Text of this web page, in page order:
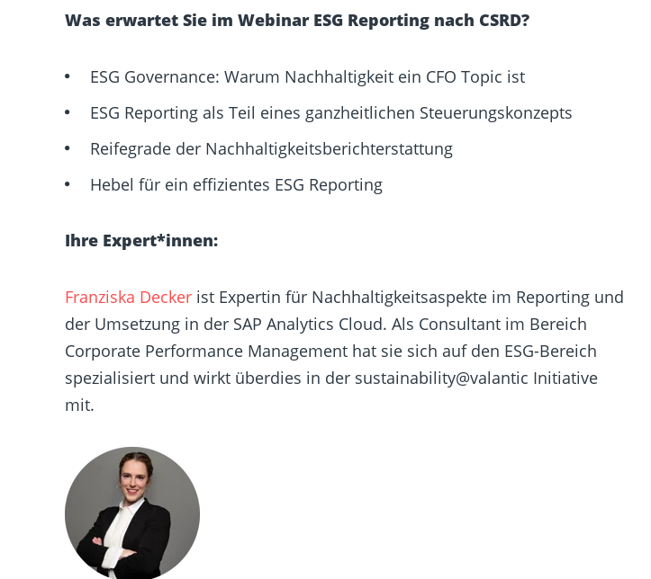
Was erwartet Sie im Webinar ESG Reporting nach CSRD?
ESG Governance: Warum Nachhaltigkeit ein CFO Topic ist
ESG Reporting als Teil eines ganzheitlichen Steuerungskonzepts
Reifegrade der Nachhaltigkeitsberichterstattung
Hebel für ein effizientes ESG Reporting
Ihre Expert*innen:
Franziska Decker ist Expertin für Nachhaltigkeitsaspekte im Reporting und
der Umsetzung in der SAP Analytics Cloud. Als Consultant im Bereich
Corporate Performance Management hat sie sich auf den ESG-Bereich
spezialisiert und wirkt überdies in der sustainability@valantic Initiative
mit.